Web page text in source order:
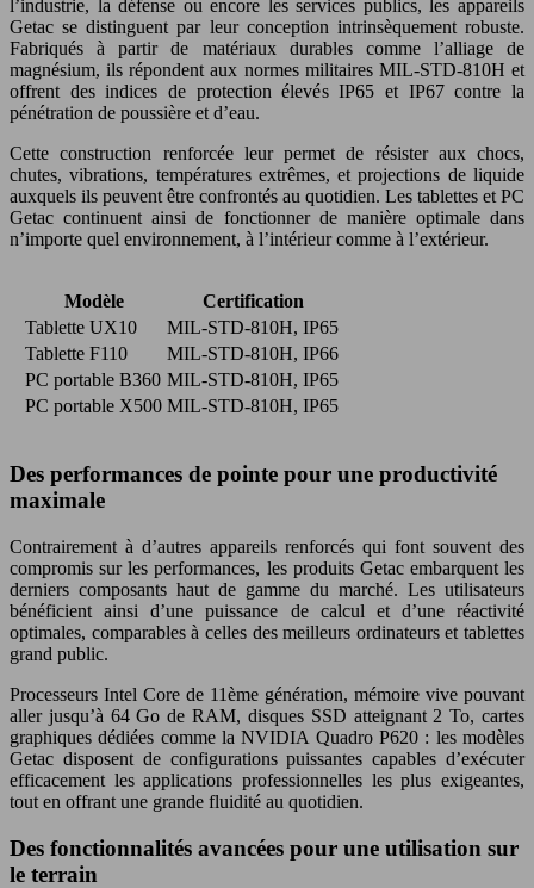
l’industrie, la défense ou encore les services publics, les appareils
Getac se distinguent par leur conception intrinsèquement robuste.
Fabriqués à partir de matériaux durables comme l’alliage de
magnésium, ils répondent aux normes militaires MIL-STD-810H et
offrent des indices de protection élevés IP65 et IP67 contre la
pénétration de poussière et d’eau.
Cette construction renforcée leur permet de résister aux chocs,
chutes, vibrations, températures extrêmes, et projections de liquide
auxquels ils peuvent être confrontés au quotidien. Les tablettes et PC
Getac continuent ainsi de fonctionner de manière optimale dans
n’importe quel environnement, à l’intérieur comme à l’extérieur.
Modèle
Certification
Tablette UX10
MIL-STD-810H, IP65
Tablette F110
MIL-STD-810H, IP66
PC portable B360 MIL-STD-810H, IP65
PC portable X500 MIL-STD-810H, IP65
Des performances de pointe pour une productivité
maximale
Contrairement à d’autres appareils renforcés qui font souvent des
compromis sur les performances, les produits Getac embarquent les
derniers composants haut de gamme du marché. Les utilisateurs
bénéficient ainsi d’une puissance de calcul et d’une réactivité
optimales, comparables à celles des meilleurs ordinateurs et tablettes
grand public.
Processeurs Intel Core de 11ème génération, mémoire vive pouvant
aller jusqu’à 64 Go de RAM, disques SSD atteignant 2 To, cartes
graphiques dédiées comme la NVIDIA Quadro P620 : les modèles
Getac disposent de configurations puissantes capables d’exécuter
efficacement les applications professionnelles les plus exigeantes,
tout en offrant une grande fluidité au quotidien.
Des fonctionnalités avancées pour une utilisation sur
le terrain